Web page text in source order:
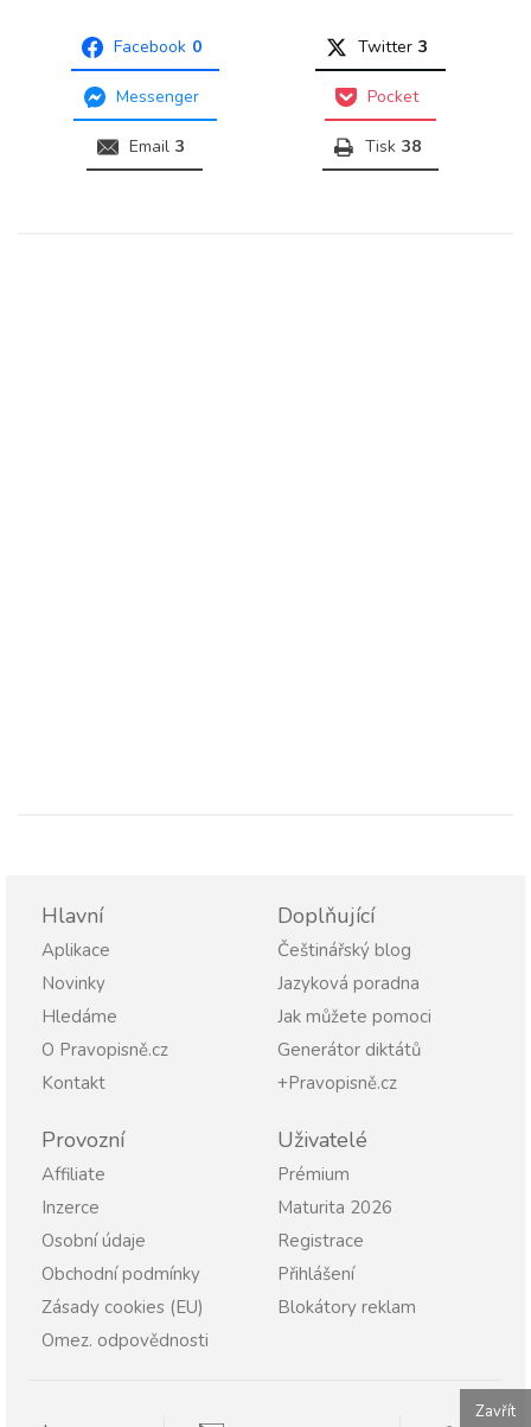
Facebook 0 Twitter 3
Messenger Pocket
Email 3 Tisk 38
Hlavní
Aplikace
Novinky
Hledáme
O Pravopisně.cz
Kontakt
Doplňující
Češtinářský blog
Jazyková poradna
Jak můžete pomoci
Generátor diktátů
+Pravopisně.cz
Provozní
Affiliate
Inzerce
Osobní údaje
Obchodní podmínky
Zásady cookies (EU)
Omez. odpovědnosti
Uživatelé
Prémium
Maturita 2026
Registrace
Přihlášení
Blokátory reklam
Zavřít